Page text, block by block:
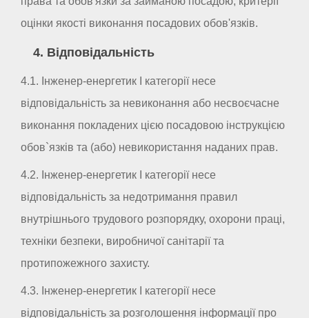
оцінки якості виконання посадових обов'язків.
4. Відповідальність
4.1. Інженер-енергетик I категорії несе
відповідальність за невиконання або несвоєчасне
виконання покладених цією посадовою інструкцією
обов`язків та (або) невикористання наданих прав.
4.2. Інженер-енергетик I категорії несе
відповідальність за недотримання правил
внутрішнього трудового розпорядку, охорони праці,
техніки безпеки, виробничої санітарії та
протипожежного захисту.
4.3. Інженер-енергетик I категорії несе
відповідальність за розголошення інформації про